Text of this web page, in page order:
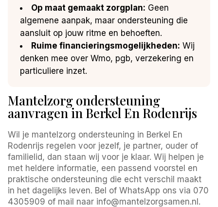
Op maat gemaakt zorgplan: Geen
algemene aanpak, maar ondersteuning die
aansluit op jouw ritme en behoeften.
Ruime financieringsmogelijkheden: Wij
denken mee over Wmo, pgb, verzekering en
particuliere inzet.
Mantelzorg ondersteuning
aanvragen in Berkel En Rodenrijs
Wil je mantelzorg ondersteuning in Berkel En
Rodenrijs regelen voor jezelf, je partner, ouder of
familielid, dan staan wij voor je klaar. Wij helpen je
met heldere informatie, een passend voorstel en
praktische ondersteuning die echt verschil maakt
in het dagelijks leven. Bel of WhatsApp ons via 070
4305909 of mail naar info@mantelzorgsamen.nl.